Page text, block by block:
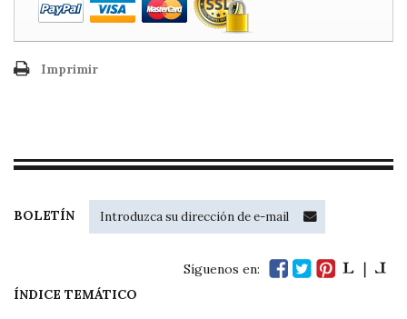
Imprimir
BOLETÍN
Síguenos en:
ÍNDICE TEMÁTICO